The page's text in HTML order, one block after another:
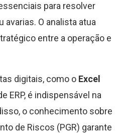
para resolver
O analista atua
entre a operação e
digitais, como o Excel
ERP, é indispensável na
o conhecimento sobre
de Riscos (PGR) garante